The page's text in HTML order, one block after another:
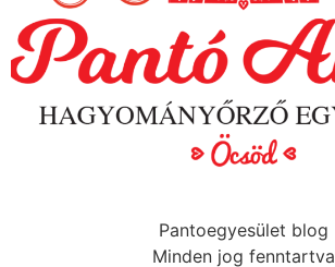
Pantoegyesület blog
Minden jog fenntartva